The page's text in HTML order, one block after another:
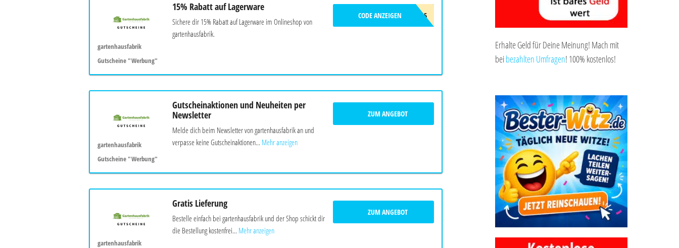
gartenhausfabrik
Gutscheine "Werbung"
15% Rabatt auf Lagerware
Sichere dir 15% Rabatt auf Lagerware im Onlineshop von
gartenhausfabrik.
LAGER15
CODE ANZEIGEN
gartenhausfabrik
Gutscheine "Werbung"
Gutscheinaktionen und Neuheiten per
Newsletter
Melde dich beim Newsletter von gartenhausfabrik an und
verpasse keine Gutscheinaktionen... Mehr anzeigen
ZUM ANGEBOT
gartenhausfabrik
Gratis Lieferung
Bestelle einfach bei gartenhausfabrik und der Shop schickt dir
die Bestellung kostenfrei... Mehr anzeigen
ZUM ANGEBOT
Erhalte Geld für Deine Meinung! Mach mit
beibezahlten Umfragen! 100% kostenlos!